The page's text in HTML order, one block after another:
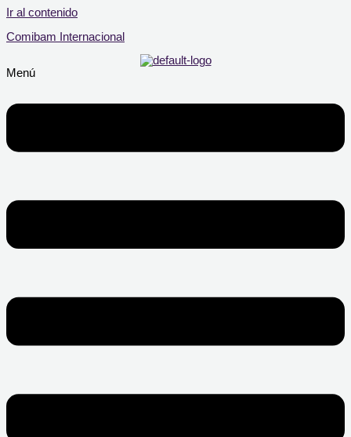
Ir al contenido
Comibam Internacional
Menú